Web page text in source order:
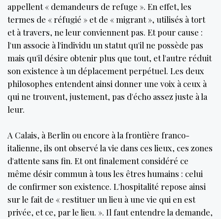
appellent « demandeurs de refuge ». En effet, les
termes de « réfugié » et de « migrant », utilisés à tort
et à travers, ne leur conviennent pas. Et pour cause :
l'un associe à l'individu un statut qu'il ne possède pas
mais qu'il désire obtenir plus que tout, et l'autre réduit
son existence à un déplacement perpétuel. Les deux
philosophes entendent ainsi donner une voix à ceux à
qui ne trouvent, justement, pas d'écho assez juste à la
leur.
A Calais, à Berlin ou encore à la frontière franco-
italienne, ils ont observé la vie dans ces lieux, ces zones
d'attente sans fin. Et ont finalement considéré ce
même désir commun à tous les êtres humains : celui
de confirmer son existence. L'hospitalité repose ainsi
sur le fait de « restituer un lieu à une vie qui en est
privée, et ce, par le lieu. ». Il faut entendre la demande,